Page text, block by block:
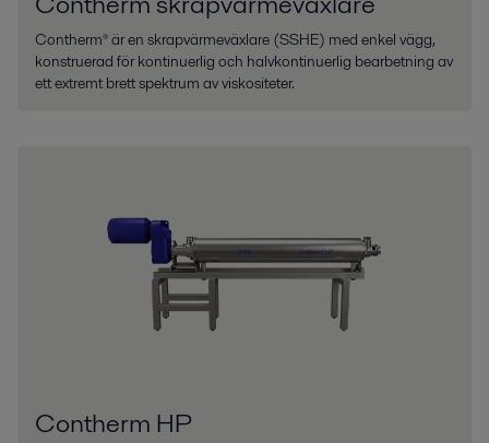
Contherm® är en skrapvärmeväxlare (SSHE) med enkel vägg,
konstruerad för kontinuerlig och halvkontinuerlig bearbetning av
ett extremt brett spektrum av viskositeter.
Contherm HP